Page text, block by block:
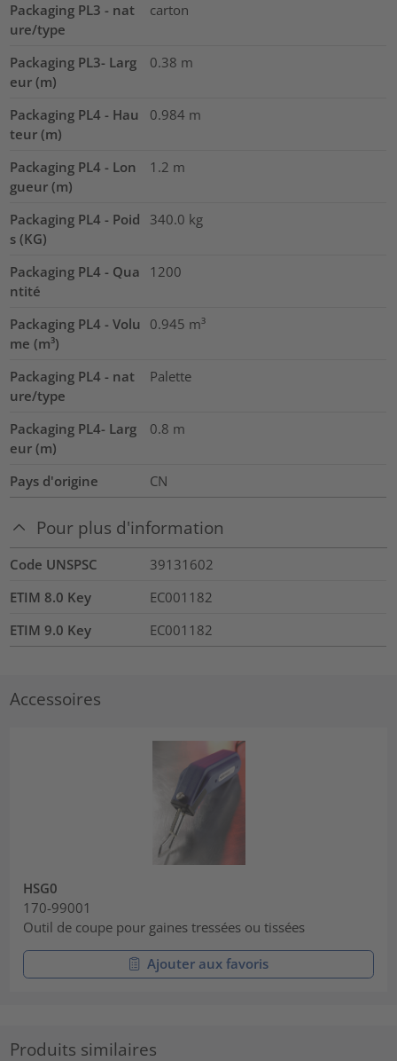
Packaging PL3 - nat
ure/type
carton
Packaging PL3- Larg
eur (m)
0.38 m
Packaging PL4 - Hau
teur (m)
0.984 m
Packaging PL4 - Lon
gueur (m)
1.2 m
Packaging PL4 - Poid
s (KG)
340.0 kg
Packaging PL4 - Qua
ntité
1200
Packaging PL4 - Volu
me (m³)
0.945 m³
Packaging PL4 - nat
ure/type
Palette
Packaging PL4- Larg
eur (m)
0.8 m
Pays d'origine CN
Pour plus d'information
Code UNSPSC
39131602
ETIM 8.0 Key
EC001182
ETIM 9.0 Key
EC001182
Accessoires
HSG0
170-99001
Outil de coupe pour gaines tressées ou tissées
Ajouter aux favoris
Produits similaires